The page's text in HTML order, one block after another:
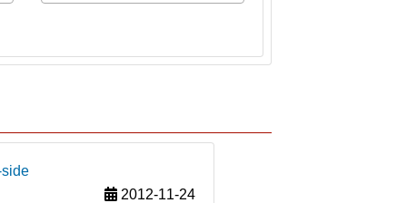
2012-11-24